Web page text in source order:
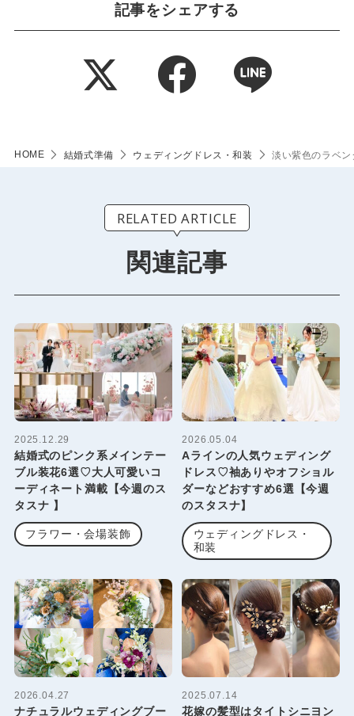
記事をシェアする
HOME 結婚式準備 ウェディングドレス・和装 淡い紫色のラベ
RELATED ARTICLE
関連記事
2025.12.29
結婚式のピンク系メインテー
ブル装花6選♡大人可愛いコ
ーディネート満載【今週のス
タスナ 】
フラワー・会場装飾
2026.05.04
Aラインの人気ウェディング
ドレス♡袖ありやオフショル
ダーなどおすすめ6選【今週
のスタスナ】
ウェディングドレス・
和装
2026.04.27
ナチュラルウェディングブー
2025.07.14
花嫁の髪型はタイトシニヨン